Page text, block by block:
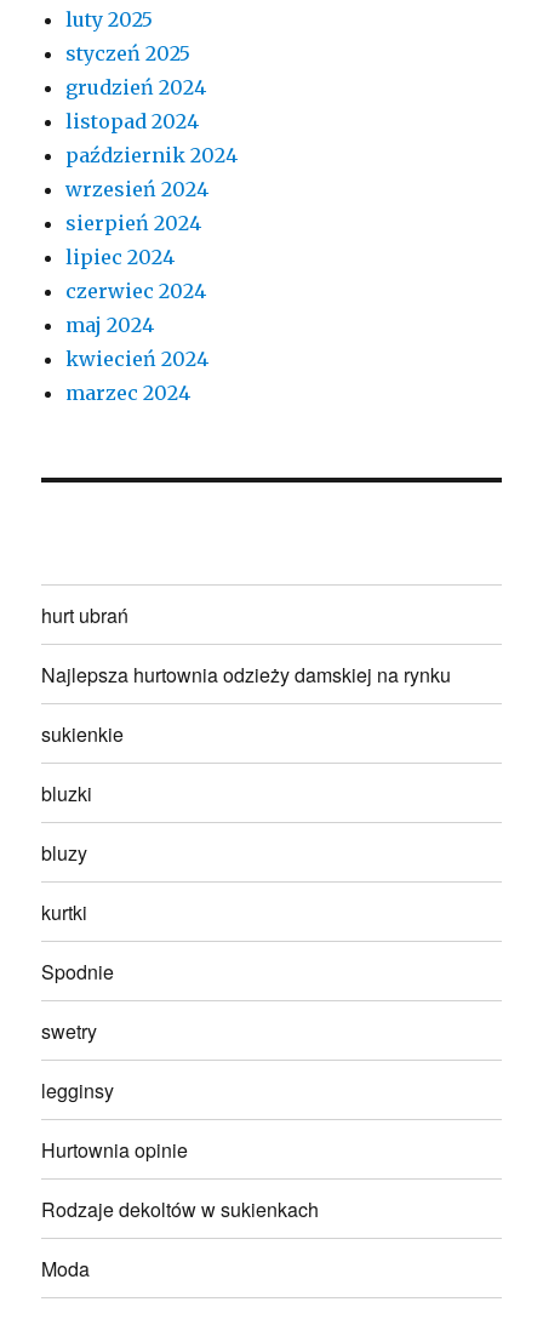
luty 2025
styczeń 2025
grudzień 2024
listopad 2024
październik 2024
wrzesień 2024
sierpień 2024
lipiec 2024
czerwiec 2024
maj 2024
kwiecień 2024
marzec 2024
hurt ubrań
Najlepsza hurtownia odzieży damskiej na rynku
sukienkie
bluzki
bluzy
kurtki
Spodnie
swetry
legginsy
Hurtownia opinie
Rodzaje dekoltów w sukienkach
Moda